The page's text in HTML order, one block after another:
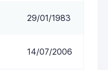
29/01/1983
14/07/2006